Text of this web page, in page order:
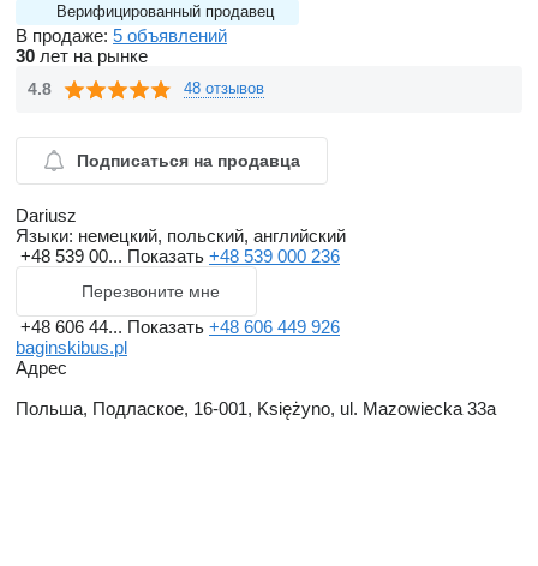
Верифицированный продавец
В продаже: 5 объявлений
30 лет на рынке
4.8 48 отзывов
Подписаться на продавца
Dariusz
Языки: немецкий, польский, английский
+48 539 00... Показать +48 539 000 236
Перезвоните мне
+48 606 44... Показать +48 606 449 926
baginskibus.pl
Адрес
Польша, Подлаское, 16-001, Księżyno, ul. Mazowiecka 33a